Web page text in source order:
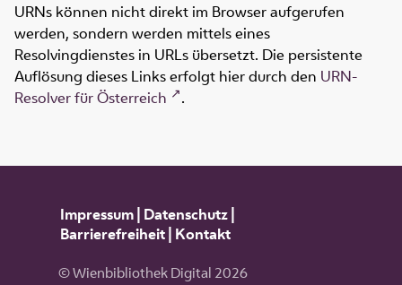
URNs können nicht direkt im Browser aufgerufen
werden, sondern werden mittels eines
Resolvingdienstes in URLs übersetzt. Die persistente
Auflösung dieses Links erfolgt hier durch den URN-
Resolver für Österreich
.
Impressum| Datenschutz|
Barrierefreiheit| Kontakt
© Wienbibliothek Digital 2026